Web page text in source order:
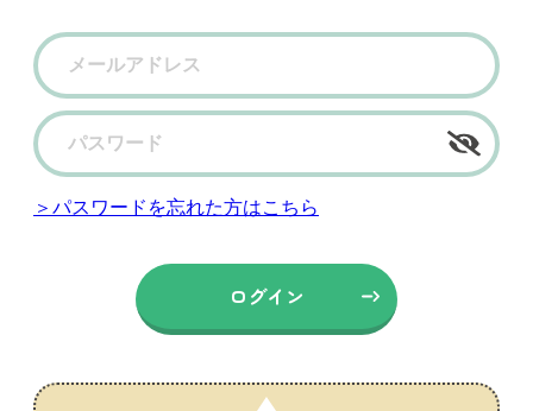
＞パスワードを忘れた方はこちら